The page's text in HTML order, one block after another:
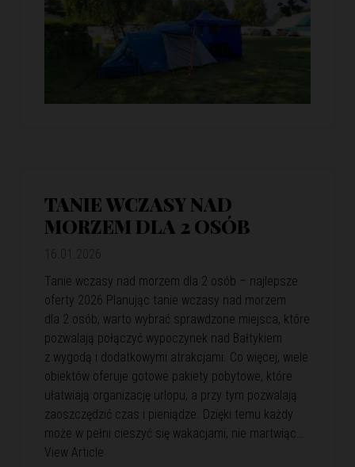
TANIE WCZASY NAD
MORZEM DLA 2 OSÓB
Tanie wczasy nad morzem dla 2 osób – najlepsze
oferty 2026 Planując tanie wczasy nad morzem
dla 2 osób, warto wybrać sprawdzone miejsca, które
pozwalają połączyć wypoczynek nad Bałtykiem
z wygodą i dodatkowymi atrakcjami. Co więcej, wiele
obiektów oferuje gotowe pakiety pobytowe, które
ułatwiają organizację urlopu, a przy tym pozwalają
zaoszczędzić czas i pieniądze. Dzięki temu każdy
może w pełni cieszyć się wakacjami, nie martwiąc…
View Article